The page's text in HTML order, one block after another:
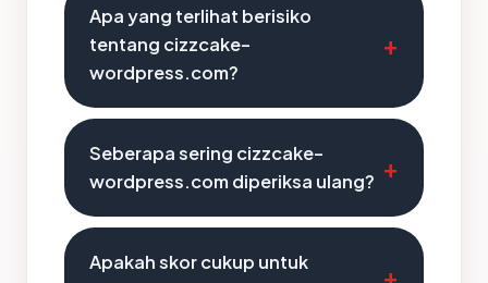
Apa yang terlihat berisiko
tentang cizzcake-
wordpress.com?
Seberapa sering cizzcake-
wordpress.com diperiksa ulang?
Apakah skor cukup untuk